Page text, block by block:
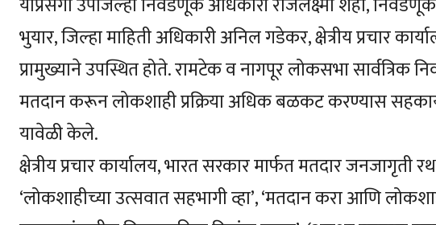
भुयार, जिल्हा माहिती अधिकारी अनिल गडेकर, क्षेत्रीय प्रचार
प्रामुख्याने उपस्थित होते. रामटेक व नागपूर लोकसभा सार्वत्रिक
मतदान करून लोकशाही प्रक्रिया अधिक बळकट करण्यास
यावेळी केले.
क्षेत्रीय प्रचार कार्यालय, भारत सरकार मार्फत मतदार
‘लोकशाहीच्या उत्सवात सहभागी व्हा’, ‘मतदान करा आणि